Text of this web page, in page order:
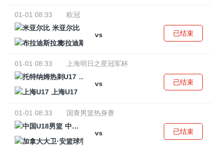
01-01 08:33
欧冠
米亚尔比
vs
布拉迪斯拉发
已结束
01-01 08:33
上海明日之星冠军杯
托特纳姆热刺U17
vs
上海U17
已结束
01-01 08:33
国青男篮热身赛
中国U18男篮
vs
已结束